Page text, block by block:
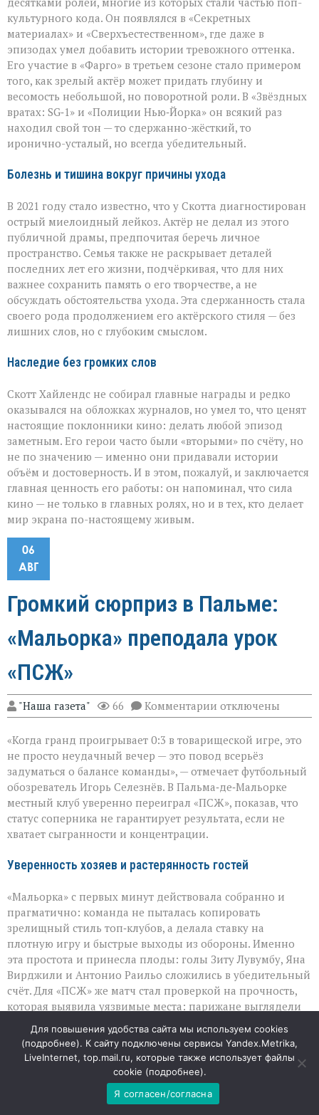
культурного кода. Он появлялся в «Секретных
материалах» и «Сверхъестественном», где даже в
эпизодах умел добавить истории тревожного оттенка.
Его участие в «Фарго» в третьем сезоне стало примером
того, как зрелый актёр может придать глубину и
весомость небольшой, но поворотной роли. В «Звёздных
вратах: SG‑1» и «Полиции Нью‑Йорка» он всякий раз
находил свой тон — то сдержанно-жёсткий, то
иронично-усталый, но всегда убедительный.
Болезнь и тишина вокруг причины ухода
В 2021 году стало известно, что у Скотта диагностирован
острый миелоидный лейкоз. Актёр не делал из этого
публичной драмы, предпочитая беречь личное
пространство. Семья также не раскрывает деталей
последних лет его жизни, подчёркивая, что для них
важнее сохранить память о его творчестве, а не
обсуждать обстоятельства ухода. Эта сдержанность стала
своего рода продолжением его актёрского стиля — без
лишних слов, но с глубоким смыслом.
Наследие без громких слов
Скотт Хайлендс не собирал главные награды и редко
оказывался на обложках журналов, но умел то, что ценят
настоящие поклонники кино: делать любой эпизод
заметным. Его герои часто были «вторыми» по счёту, но
не по значению — именно они придавали истории
объём и достоверность. И в этом, пожалуй, и заключается
главная ценность его работы: он напоминал, что сила
кино — не только в главных ролях, но и в тех, кто делает
мир экрана по-настоящему живым.
06
АВГ
Громкий сюрприз в Пальме:
«Мальорка» преподала урок
«ПСЖ»
"Наша газета" 66 Комментарии к
записи
сюрприз
в
Пальме:
«Мальорка»
преподала
урок
«ПСЖ»
отключены
«Когда гранд проигрывает 0:3 в товарищеской игре, это
не просто неудачный вечер — это повод всерьёз
задуматься о балансе команды», — отмечает футбольный
обозреватель Игорь Селезнёв. В Пальма‑де‑Мальорке
местный клуб уверенно переиграл «ПСЖ», показав, что
статус соперника не гарантирует результата, если не
хватает сыгранности и концентрации.
Уверенность хозяев и растерянность гостей
«Мальорка» с первых минут действовала собранно и
прагматично: команда не пыталась копировать
зрелищный стиль топ‑клубов, а делала ставку на
плотную игру и быстрые выходы из обороны. Именно
эта простота и принесла плоды: голы Зиту Лувумбу, Яна
Вирджили и Антонио Раильо сложились в убедительный
счёт. Для «ПСЖ» же матч стал проверкой на прочность,
которая выявила уязвимые места: парижане выглядели
по-настоящему опасных моментов у чужих ворот.
Вратарский вопрос: непростой выбор для тренерского
Для повышения удобства сайта мы используем cookies
(подробнее). К сайту подключены сервисы Yandex.Metrika,
LiveInternet, top.mail.ru, которые также использует файлы
cookie (подробнее).
Я согласен/согласна